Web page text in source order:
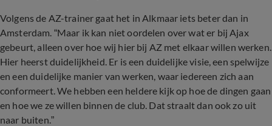
Volgens de AZ-trainer gaat het in Alkmaar iets beter dan in
Amsterdam. “Maar ik kan niet oordelen over wat er bij Ajax
gebeurt, alleen over hoe wij hier bij AZ met elkaar willen werken.
Hier heerst duidelijkheid. Er is een duidelijke visie, een spelwijze
en een duidelijke manier van werken, waar iedereen zich aan
conformeert. We hebben een heldere kijk op hoe de dingen gaan
en hoe we ze willen binnen de club. Dat straalt dan ook zo uit
naar buiten.”